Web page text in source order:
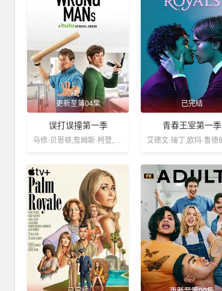
更新至第04集
误打误撞第一季
马修·贝恩顿,詹姆斯·柯登,唐·弗兰奇,尼克·莫兰,斯蒂芬·坎贝尔·莫尔,艾米莉娅·福克斯
已完结
青春王室第一季